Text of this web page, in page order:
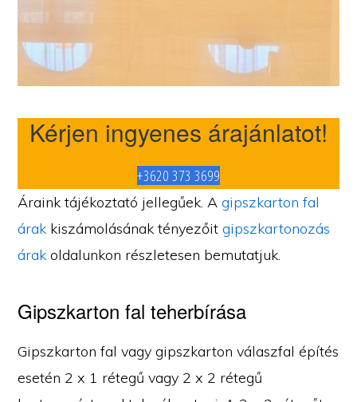
Kérjen ingyenes árajánlatot!
+3620 373 3699
Áraink tájékoztató jellegűek. Agipszkarton fal
árak kiszámolásának tényezőitgipszkartonozás
árak oldalunkon részletesen bemutatjuk.
Gipszkarton fal teherbírása
Gipszkarton fal vagy gipszkarton válaszfal építés
esetén 2 x 1 rétegű vagy 2 x 2 rétegű